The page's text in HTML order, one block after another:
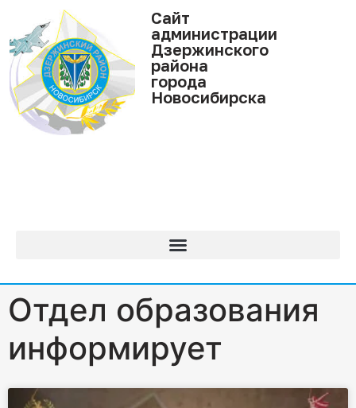
Cайт
администрации
Дзержинского
района
города
Новосибирска
Отдел образования
информирует